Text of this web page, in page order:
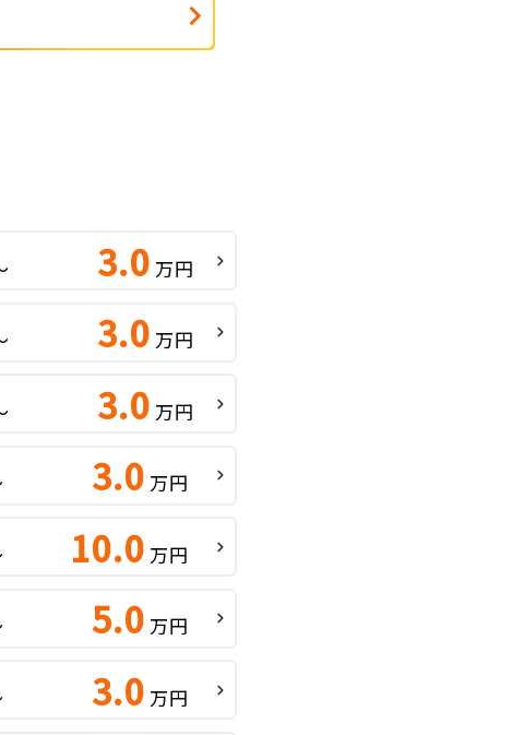
3.0 万円
3.0 万円
3.0 万円
3.0 万円
10.0 万円
5.0 万円
3.0 万円